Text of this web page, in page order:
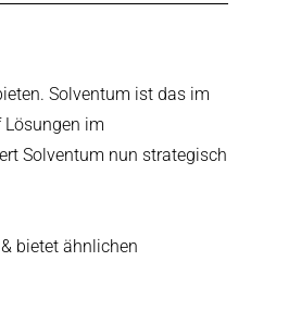
Solventum ist das im
Lösungen im
Solventum nun strategisch
bietet ähnlichen